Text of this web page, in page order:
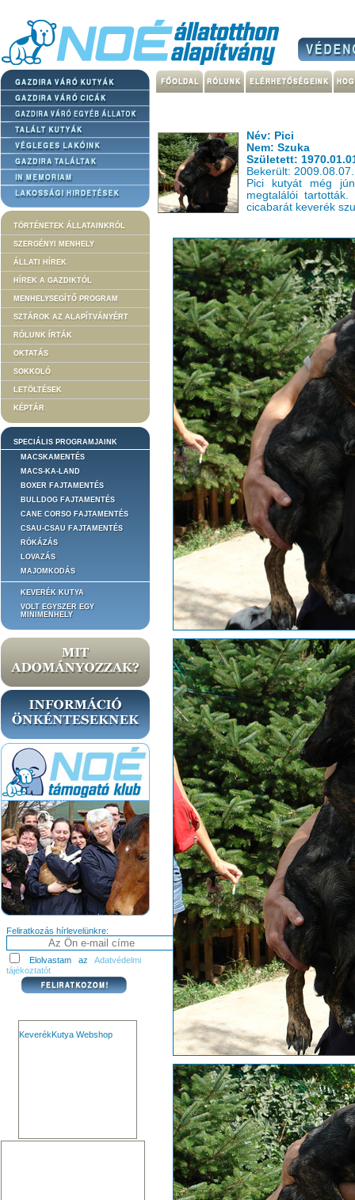
TÖRTÉNETEK ÁLLATAINKRÓL
SZERGÉNYI MENHELY
ÁLLATI HÍREK
HÍREK A GAZDIKTÓL
MENHELYSEGÍTŐ PROGRAM
SZTÁROK AZ ALAPÍTVÁNYÉRT
RÓLUNK ÍRTÁK
OKTATÁS
SOKKOLÓ
LETÖLTÉSEK
KÉPTÁR
SPECIÁLIS PROGRAMJAINK
MACSKAMENTÉS
MACS-KA-LAND
BOXER FAJTAMENTÉS
BULLDOG FAJTAMENTÉS
CANE CORSO FAJTAMENTÉS
CSAU-CSAU FAJTAMENTÉS
RÓKÁZÁS
LOVAZÁS
MAJOMKODÁS
KEVERÉK KUTYA
VOLT EGYSZER EGY
MINIMENHELY
Feliratkozás hírlevelünkre:
Elolvastam az Adatvédelmi
tájékoztatót
KeverékKutya Webshop
Név: Pici
Nem: Szuka
Született:
Bekerült: 2009.08.07.
Pici kutyát még
megtalálói
cicabarát keverék